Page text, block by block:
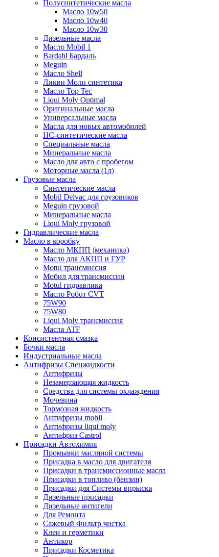
Полусинтетические масла
Масло 10w50
Масло 10w40
Масло 10w30
Дизельные масла
Масло Mobil 1
Bardahl Бардаль
Meguin
Масло Shell
Ликви Моли синтетика
Масло Top Tec
Liqui Moly Optimal
Оригинальные масла
Универсальные масла
Масла для новых автомобилей
HC-синтетические масла
Специальные масла
Минеральные масла
Масло для авто с пробегом
Моторные масла (1л)
Грузовые масла
Синтетические масла
Mobil Delvac для грузовиков
Meguin грузовой
Минеральные масла
Liqui Moly грузовой
Гидравлические масла
Масло в коробку
Масло МКПП (механика)
Масло для АКПП и ГУР
Motul трансмиссия
Мобил для трансмиссии
Motul гидравлика
Масло Робот CVT
75W90
75W80
Liqui Moly трансмиссия
Масла ATF
Консистентная смазка
Бочки масла
Индустриальные масла
Антифризы Спецжидкости
Антифризы
Незамерзающая жидкость
Средства для системы охлаждения
Мочевина
Тормозная жидкость
Антифризы mobil
Антифризы liqui moly
Антифриз Castrol
Присадки Автохимия
Промывки масляной системы
Присадка в масло для двигателя
Присадки в трансмиссионные масла
Присадки в топливо (бензин)
Присадки для Системы впрыска
Дизельные присадки
Дизельные антигели
Для Ремонта
Сажевый Фильтр чистка
Клеи и герметики
Антикор
Присадки Косметика